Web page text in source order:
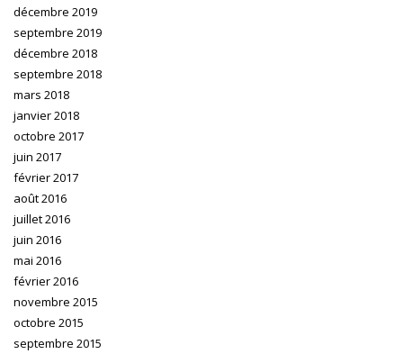
décembre 2019
septembre 2019
décembre 2018
septembre 2018
mars 2018
janvier 2018
octobre 2017
juin 2017
février 2017
août 2016
juillet 2016
juin 2016
mai 2016
février 2016
novembre 2015
octobre 2015
septembre 2015